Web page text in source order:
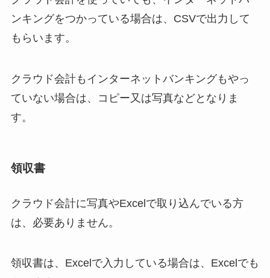
ンキングをつかっている場合は、CSVで出力して
もらいます。
クラウド会計もインターネットバンキングもやっ
ていない場合は、コピー又は写真などとなりま
す。
領収書
クラウド会計に写真やExcelで取り込んでいる方
は、必要ありません。
領収書は、Excelで入力している場合は、Excelでも